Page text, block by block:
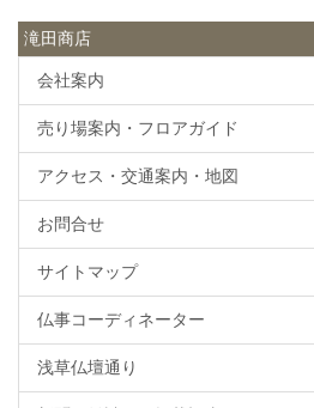
滝田商店
会社案内
売り場案内・フロアガイド
アクセス・交通案内・地図
お問合せ
サイトマップ
仏事コーディネーター
浅草仏壇通り